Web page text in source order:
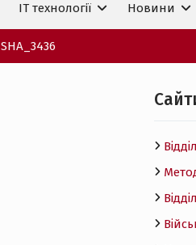
IT технологiї Новини
SHA_3436